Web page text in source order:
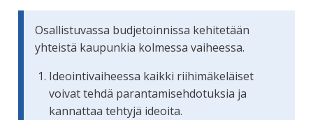
Osallistuvassa budjetoinnissa kehitetään
yhteistä kaupunkia kolmessa vaiheessa.
Ideointivaiheessa kaikki riihimäkeläiset
voivat tehdä parantamisehdotuksia ja
kannattaa tehtyjä ideoita.